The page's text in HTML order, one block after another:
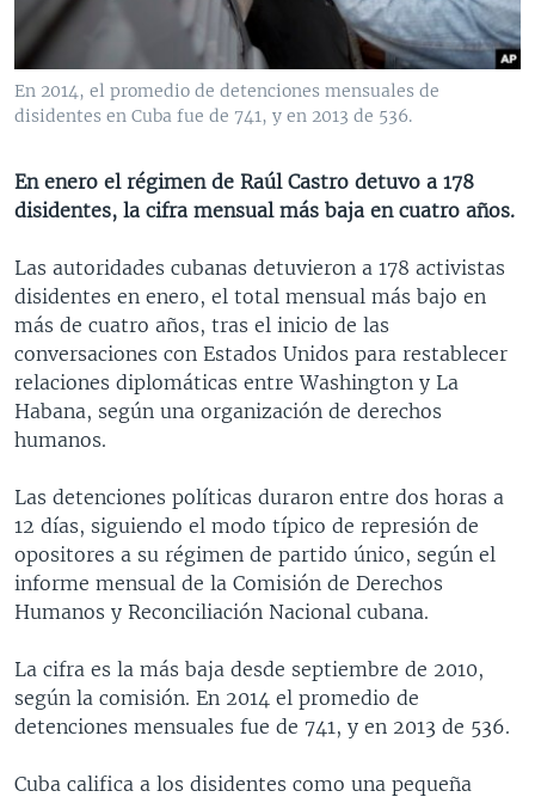
VENEZUELA
NICARAGUA
ECONOMÍA
ENTRETENIMIENTO Y CULTURA
TECNOLOGÍA
CIENCIA Y SALUD
MULTIMEDIA
FOTOGRAFÍA
PROGRAMAS TV
EL MUNDO AL DÍA
VISIÓN 360
PANORAMA
RADIO
AUDIONOTICIAS
ESTADOS UNIDOS AL DÍA
EL MUNDO AL DÍA [RADIO]
FORO [RADIO]
DEPORTIVO INTERNACIONAL
NOTA ECONÓMICA
ENTRETENIMIENTO
DOCUMENTALES DE LA VOA
Learning English
SÍGANOS
Idiomas
En 2014, el promedio de detenciones mensuales de
disidentes en Cuba fue de 741, y en 2013 de 536.
En enero el régimen de Raúl Castro detuvo a 178
disidentes, la cifra mensual más baja en cuatro años.
Las autoridades cubanas detuvieron a 178 activistas
disidentes en enero, el total mensual más bajo en
más de cuatro años, tras el inicio de las
conversaciones con Estados Unidos para restablecer
relaciones diplomáticas entre Washington y La
Habana, según una organización de derechos
humanos.
Las detenciones políticas duraron entre dos horas a
12 días, siguiendo el modo típico de represión de
opositores a su régimen de partido único, según el
informe mensual de la Comisión de Derechos
Humanos y Reconciliación Nacional cubana.
La cifra es la más baja desde septiembre de 2010,
según la comisión. En 2014 el promedio de
detenciones mensuales fue de 741, y en 2013 de 536.
Cuba califica a los disidentes como una pequeña